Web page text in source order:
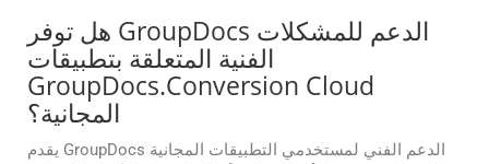
هل توفر GroupDocs الدعم للمشكلات
الفنية المتعلقة بتطبيقات
GroupDocs.Conversion Cloud
المجانية؟
يقدم GroupDocs الدعم الفني لمستخدمي التطبيقات المجانية